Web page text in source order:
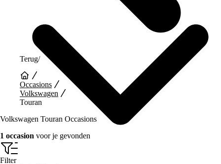
Terug/
Occasions
Volkswagen
Touran
Volkswagen Touran Occasions
1 occasion voor je gevonden
Filter